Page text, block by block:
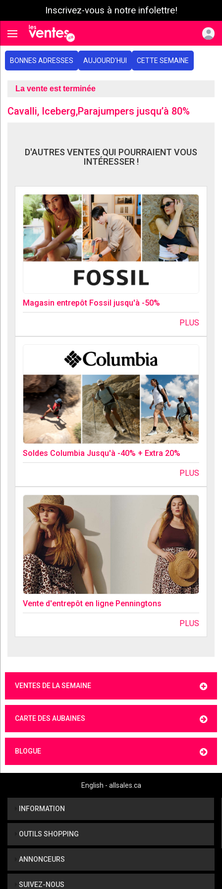
Inscrivez-vous à notre infolettre!
Toggle navigation
BONNES ADRESSES AUJOURD'HUI CETTE SEMAINE
La vente est terminée
Cavalli, Iceberg,Parajumpers jusqu’à 80%
D'AUTRES VENTES QUI POURRAIENT VOUS
INTÉRESSER !
Magasin entrepôt Fossil jusqu'à -50%
PLUS
Soldes Columbia Jusqu'à -40% + Extra 20%
PLUS
Vente d'entrepôt en ligne Penningtons
PLUS
VENTES DE LA SEMAINE
CARTE DES AUBAINES
BLOGUE
English - allsales.ca
INFORMATION
OUTILS SHOPPING
ANNONCEURS
SUIVEZ-NOUS